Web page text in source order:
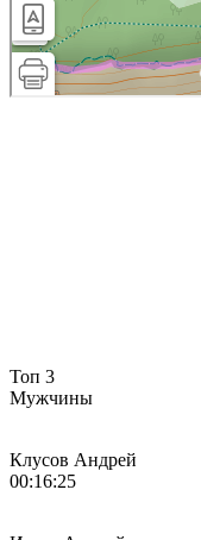
Топ 3
Мужчины
Клусов Андрей
00:16:25